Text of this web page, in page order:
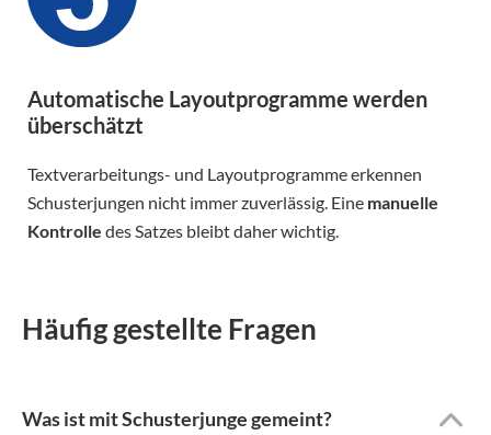
Automatische Layoutprogramme werden
überschätzt
Textverarbeitungs- und Layoutprogramme erkennen
Schusterjungen nicht immer zuverlässig. Eine manuelle
Kontrolle des Satzes bleibt daher wichtig.
Häufig gestellte Fragen
Was ist mit Schusterjunge gemeint?